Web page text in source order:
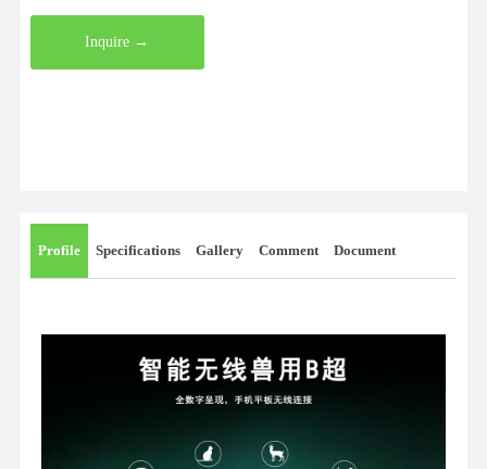
Inquire →
Profile Specifications Gallery Comment Document